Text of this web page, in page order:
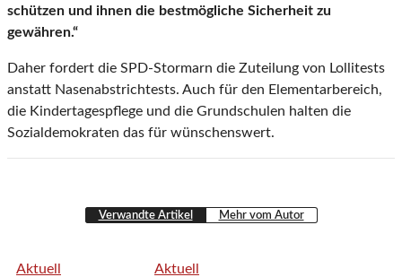
schützen und ihnen die bestmögliche Sicherheit zu
gewähren.“
Daher fordert die SPD-Stormarn die Zuteilung von Lollitests
anstatt Nasenabstrichtests. Auch für den Elementarbereich,
die Kindertagespflege und die Grundschulen halten die
Sozialdemokraten das für wünschenswert.
Verwandte Artikel Mehr vom Autor
Aktuell Aktuell